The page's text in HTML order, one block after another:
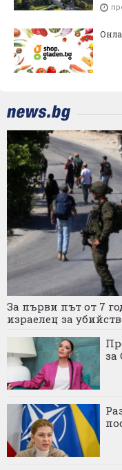
За първи път от 7
израелец за
за